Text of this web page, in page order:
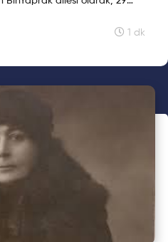
kadınların hikayelerini
Hikaye Hasadına, ilklerin
1 dk